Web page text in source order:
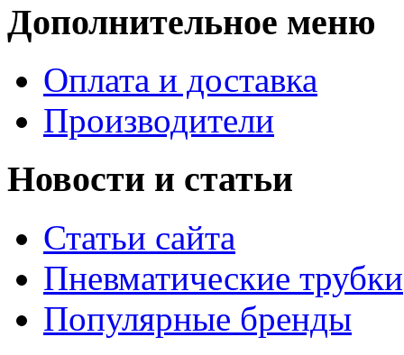
Дополнительное меню
Оплата и доставка
Производители
Новости и статьи
Статьи сайта
Пневматические трубки
Популярные бренды